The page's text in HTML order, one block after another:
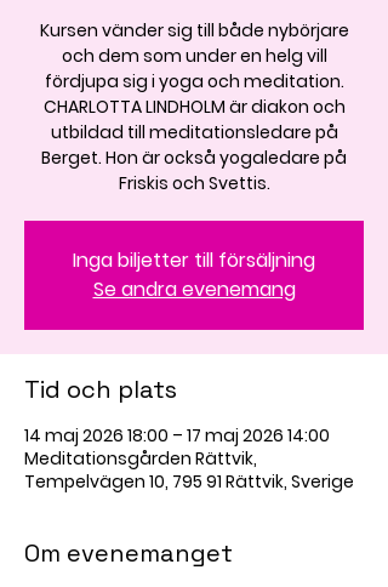
Kursen vänder sig till både nybörjare
och dem som under en helg vill
fördjupa sig i yoga och meditation.
CHARLOTTA LINDHOLM är diakon och
utbildad till meditationsledare på
Berget. Hon är också yogaledare på
Friskis och Svettis.
Inga biljetter till försäljning
Se andra evenemang
Tid och plats
14 maj 2026 18:00 – 17 maj 2026 14:00
Meditationsgården Rättvik,
Tempelvägen 10, 795 91 Rättvik, Sverige
Om evenemanget